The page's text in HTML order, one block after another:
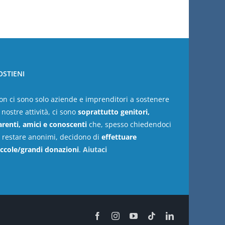
ci sono solo aziende e imprenditori a sostenere
nostre attività, ci sonosoprattutto genitori,
amici e conoscenti che, spesso chiedendoci
restare anonimi, decidono dieffettuare
grandi donazioni.Aiutaci
FacebookInstagramYouTubeTiktokLinkedIn